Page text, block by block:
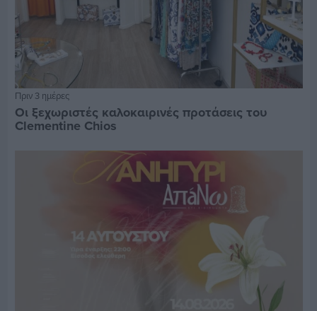
Πριν 3 ημέρες
Οι ξεχωριστές καλοκαιρινές προτάσεις του
Clementine Chios